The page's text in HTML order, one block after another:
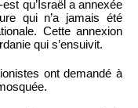
qu’Israël a annexée
qui n’a jamais été
Cette annexion
qui s’ensuivit.
ont demandé à